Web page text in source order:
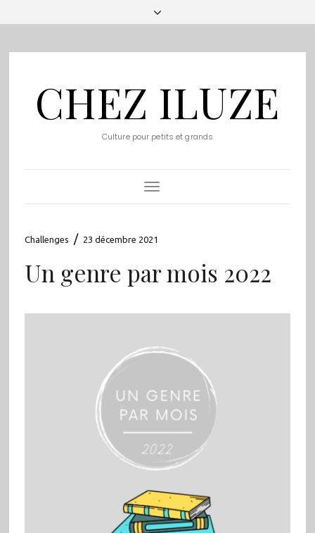
CHEZ ILUZE
Culture pour petits et grands
Toggle
Navigation
Challenges / 23 décembre 2021
Un genre par mois 2022